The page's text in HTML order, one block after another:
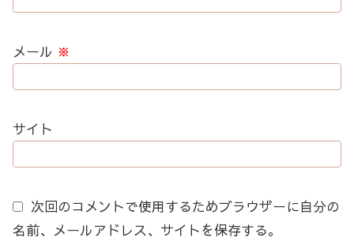
メール ※
サイト
次回のコメントで使用するためブラウザーに自分の
名前、メールアドレス、サイトを保存する。